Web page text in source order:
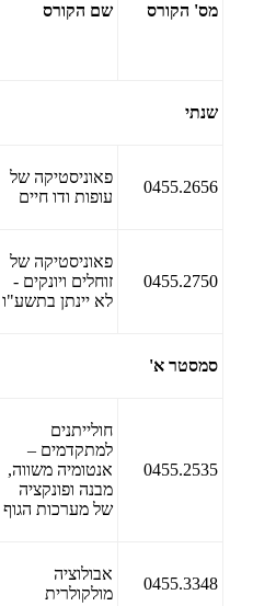
שם הקורס מס' הקורס
שנתי
פאוניסטיקה של
עופות ודו חיים
0455.2656
פאוניסטיקה של
זוחלים ויונקים -
לא יינתן בתשע"ו
0455.2750
סמסטר א'
חולייתנים
למתקדמים –
אנטומיה משווה,
מבנה ופונקציה
של מערכות הגוף
0455.2535
אבולוציה
מולקולרית
0455.3348